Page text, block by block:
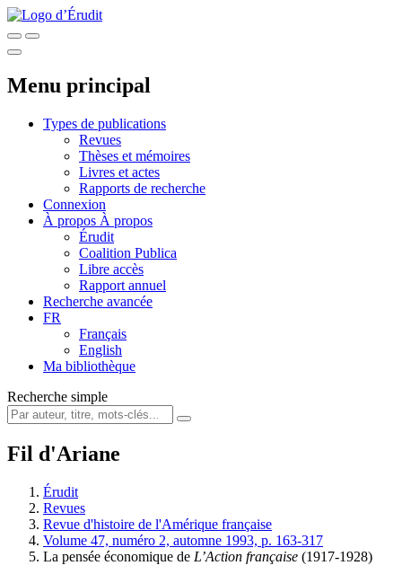
Menu principal
Types de publications
Revues
Thèses et mémoires
Livres et actes
Rapports de recherche
Connexion
À propos À propos
Érudit
Coalition Publica
Libre accès
Rapport annuel
Recherche avancée
FR
Français
English
Ma bibliothèque
Recherche simple
Fil d'Ariane
Érudit
Revues
Revue d'histoire de l'Amérique française
Volume 47, numéro 2, automne 1993, p. 163-317
La pensée économique de L’Action française (1917-1928)